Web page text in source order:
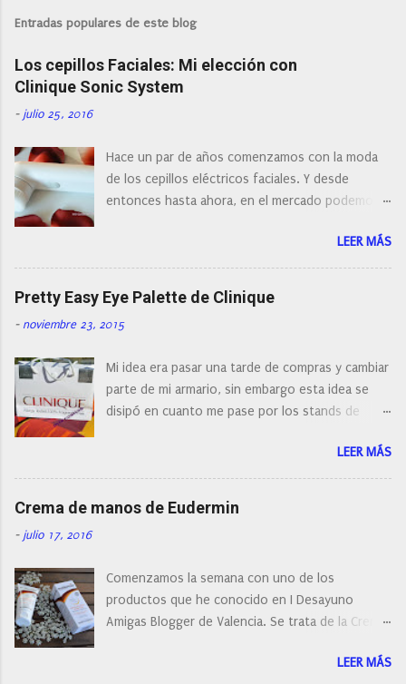
l
a
r
n
o
m
e
n
t
a
o
Entradas populares de este blog
Los cepillos Faciales: Mi elección con
Clinique Sonic System
- julio 25, 2016
Hace un par de años comenzamos con la moda
de los cepillos eléctricos faciales. Y desde
entonces hasta ahora, en el mercado podemos
con diferentes características, a pilas, a batería,
cepillos de rotación o de oscilación... y
naturalmente de todos los precios. Existe en la
actualidad tal variedad, que antes de hacer la
compra debemos de hacernos unas preguntas:
post os voy a dar mi opinión de porque elegí mi
cepillo facial de Clinique
LEER MÁS
Pretty Easy Eye Palette de Clinique
- noviembre 23, 2015
Mi idea era pasar una tarde de compras y cambiar
parte de mi armario, sin embargo esta idea se
disipó en cuanto me pase por los stands de
resistirse a esta paleta de colores de Clinique.
LEER MÁS
Crema de manos de Eudermin
- julio 17, 2016
Comenzamos la semana con uno de los
productos que he conocido en I Desayuno
Amigas Blogger de Valencia. Se trata de la Crema
manos para utilizar tanto en verano como en
LEER MÁS